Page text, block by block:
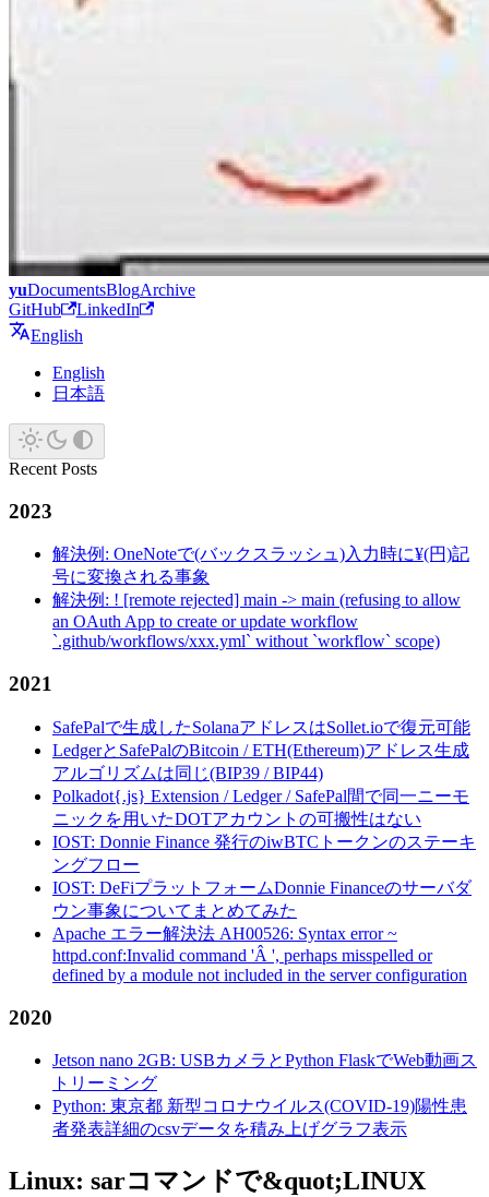
yuDocumentsBlogArchive
GitHub
LinkedIn
English
English
日本語
Recent Posts
2023
解決例: OneNoteで(バックスラッシュ)入力時に¥(円)記
号に変換される事象
解決例: ! [remote rejected] main -> main (refusing to allow
an OAuth App to create or update workflow
`.github/workflows/xxx.yml` without `workflow` scope)
2021
SafePalで生成したSolanaアドレスはSollet.ioで復元可能
LedgerとSafePalのBitcoin / ETH(Ethereum)アドレス生成
アルゴリズムは同じ(BIP39 / BIP44)
Polkadot{.js} Extension / Ledger / SafePal間で同一ニーモ
ニックを用いたDOTアカウントの可搬性はない
IOST: Donnie Finance 発行のiwBTCトークンのステーキ
ングフロー
IOST: DeFiプラットフォームDonnie Financeのサーバダ
ウン事象についてまとめてみた
Apache エラー解決法 AH00526: Syntax error ~
httpd.conf:Invalid command 'Â ', perhaps misspelled or
defined by a module not included in the server configuration
2020
Jetson nano 2GB: USBカメラとPython FlaskでWeb動画ス
トリーミング
Python: 東京都 新型コロナウイルス(COVID-19)陽性患
者発表詳細のcsvデータを積み上げグラフ表示
Linux: sarコマンドで&quot;LINUX